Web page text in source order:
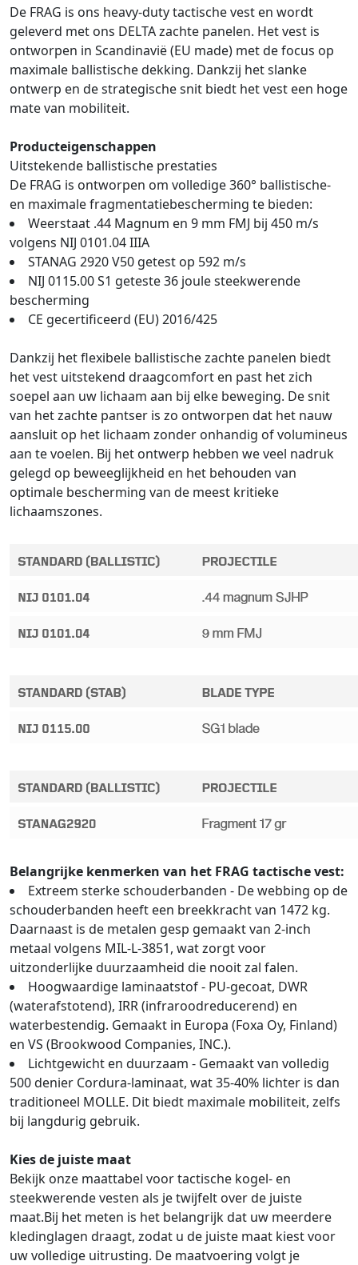
De FRAG is ons heavy-duty tactische vest en wordt
geleverd met ons DELTA zachte panelen. Het vest is
ontworpen in Scandinavië (EU made) met de focus op
maximale ballistische dekking. Dankzij het slanke
ontwerp en de strategische snit biedt het vest een hoge
mate van mobiliteit.
Producteigenschappen
Uitstekende ballistische prestaties
De FRAG is ontworpen om volledige 360° ballistische-
en maximale fragmentatiebescherming te bieden:
Weerstaat .44 Magnum en 9 mm FMJ bij 450 m/s
volgens NIJ 0101.04 IIIA
STANAG 2920 V50 getest op 592 m/s
NIJ 0115.00 S1 geteste 36 joule steekwerende
bescherming
CE gecertificeerd (EU) 2016/425
Dankzij het flexibele ballistische zachte panelen biedt
het vest uitstekend draagcomfort en past het zich
soepel aan uw lichaam aan bij elke beweging. De snit
van het zachte pantser is zo ontworpen dat het nauw
aansluit op het lichaam zonder onhandig of volumineus
aan te voelen. Bij het ontwerp hebben we veel nadruk
gelegd op beweeglijkheid en het behouden van
optimale bescherming van de meest kritieke
lichaamszones.
Belangrijke kenmerken van het FRAG tactische vest:
Extreem sterke schouderbanden - De webbing op de
schouderbanden heeft een breekkracht van 1472 kg.
Daarnaast is de metalen gesp gemaakt van 2-inch
metaal volgens MIL-L-3851, wat zorgt voor
uitzonderlijke duurzaamheid die nooit zal falen.
Hoogwaardige laminaatstof - PU-gecoat, DWR
(waterafstotend), IRR (infraroodreducerend) en
waterbestendig. Gemaakt in Europa (Foxa Oy, Finland)
en VS (Brookwood Companies, INC.).
Lichtgewicht en duurzaam - Gemaakt van volledig
500 denier Cordura-laminaat, wat 35-40% lichter is dan
traditioneel MOLLE. Dit biedt maximale mobiliteit, zelfs
bij langdurig gebruik.
Kies de juiste maat
Bekijk onze maattabel voor tactische kogel- en
steekwerende vesten als je twijfelt over de juiste
maat.Bij het meten is het belangrijk dat uw meerdere
kledinglagen draagt, zodat u de juiste maat kiest voor
uw volledige uitrusting. De maatvoering volgt je